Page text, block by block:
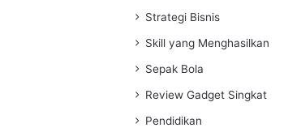
Strategi Bisnis
Skill yang Menghasilkan
Sepak Bola
Review Gadget Singkat
Pendidikan